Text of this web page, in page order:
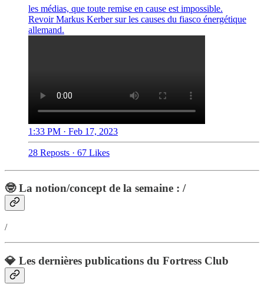
les médias, que toute remise en cause est impossible.
Revoir Markus Kerber sur les causes du fiasco énergétique
allemand.
1:33 PM · Feb 17, 2023
28 Reposts · 67 Likes
🤓 La notion/concept de la semaine : /
/
💎 Les dernières publications du Fortress Club